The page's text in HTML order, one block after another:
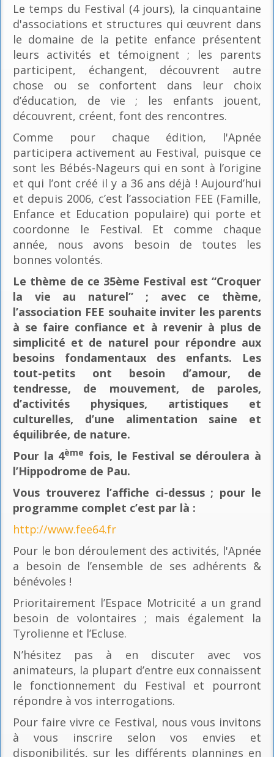
Le temps du Festival (4 jours), la cinquantaine
d'associations et structures qui œuvrent dans
le domaine de la petite enfance présentent
leurs activités et témoignent ; les parents
participent, échangent, découvrent autre
chose ou se confortent dans leur choix
d’éducation, de vie ; les enfants jouent,
découvrent, créent, font des rencontres.
Comme pour chaque édition, l'Apnée
participera activement au Festival, puisque ce
sont les Bébés-Nageurs qui en sont à l’origine
et qui l’ont créé il y a 36 ans déjà ! Aujourd’hui
et depuis 2006, c’est l’association FEE (Famille,
Enfance et Education populaire) qui porte et
coordonne le Festival. Et comme chaque
année, nous avons besoin de toutes les
bonnes volontés.
Le thème de ce 35ème Festival est “Croquer
la vie au naturel” ; avec ce thème,
l’association FEE souhaite inviter les parents
à se faire confiance et à revenir à plus de
simplicité et de naturel pour répondre aux
besoins fondamentaux des enfants. Les
tout-petits ont besoin d’amour, de
tendresse, de mouvement, de paroles,
d’activités physiques, artistiques et
culturelles, d’une alimentation saine et
équilibrée, de nature.
Pour la 4ème fois, le Festival se déroulera à
l’Hippodrome de Pau.
Vous trouverez l’affiche ci-dessus ; pour le
programme complet c’est par là :
http://www.fee64.fr
Pour le bon déroulement des activités, l'Apnée
a besoin de l’ensemble de ses adhérents &
bénévoles !
Prioritairement l’Espace Motricité a un grand
besoin de volontaires ; mais également la
Tyrolienne et l’Ecluse.
N’hésitez pas à en discuter avec vos
animateurs, la plupart d’entre eux connaissent
le fonctionnement du Festival et pourront
répondre à vos interrogations.
Pour faire vivre ce Festival, nous vous invitons
à vous inscrire selon vos envies et
disponibilités, sur les différents plannings en